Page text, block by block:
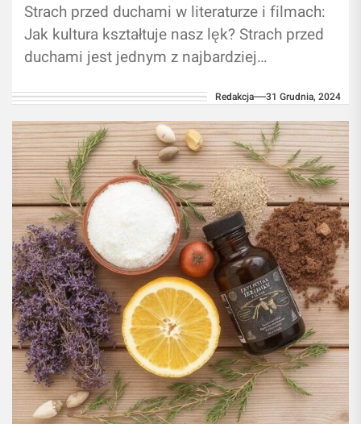
Strach przed duchami w literaturze i filmach:
Jak kultura kształtuje nasz lęk? Strach przed
duchami jest jednym z najbardziej
od...
Redakcja 31 Grudnia, 2024